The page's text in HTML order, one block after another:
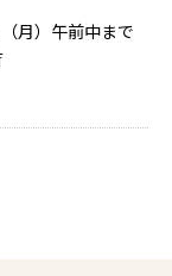
月）午前中まで